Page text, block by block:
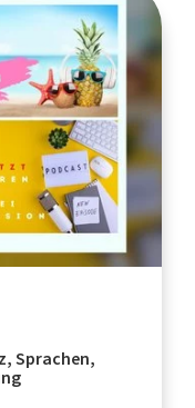
Sprachen,